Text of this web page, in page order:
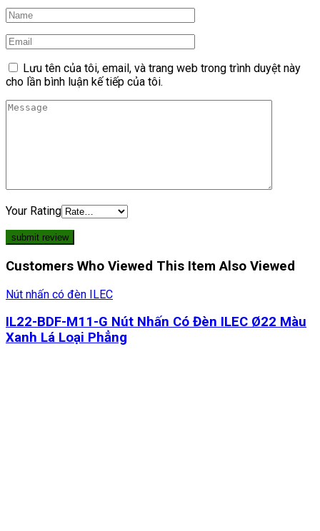
Lưu tên của tôi, email, và trang web trong trình duyệt này
cho lần bình luận kế tiếp của tôi.
Your Rating
Customers Who Viewed This Item Also Viewed
Nút nhấn có đèn ILEC
IL22-BDF-M11-G Nút Nhấn Có Đèn ILEC Ø22 Màu
Xanh Lá Loại Phẳng